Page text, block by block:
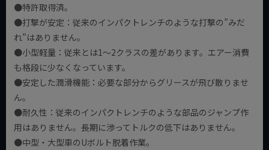
●特許取得済。
●打撃が安定：従来のインパクトレンチのような打撃の”みだ
れ”はありません。
●小型軽量：従来とは1～2クラスの差があります。エアー消費
も格段に少なくなっています。
●安定した潤滑機能：必要な部分からグリースが飛び散りませ
ん。
●耐久性：従来のインパクトレンチのような部品のジャンプ作
用はありません。長期に渉ってトルクの低下はありません。
●中型・大型車のUボルト脱着作業。